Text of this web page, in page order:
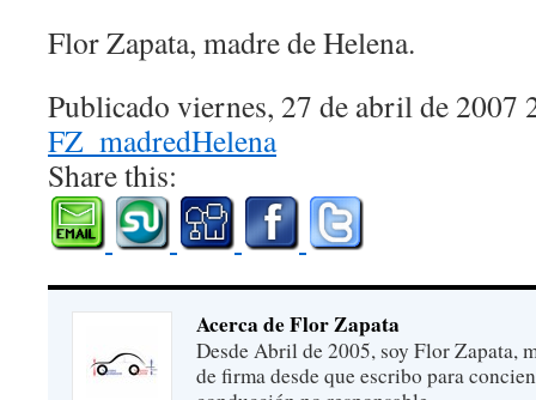
Flor Zapata, madre de Helena.
Publicado viernes, 27 de abril de 2007
FZ_madredHelena
Share this:
Acerca de Flor Zapata
Desde Abril de 2005, soy Flor Zapata,
de firma desde que escribo para